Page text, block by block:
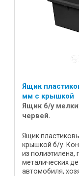
Ящик
мм с крышкой
Ящик б/у
червей.
Ящик
крышкой б/у.
из полиэтилена,
металических
автомобиля,